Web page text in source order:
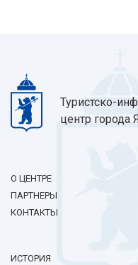
Туристско-
центр города
О ЦЕНТРЕ
ПАРТНЕРЫ
КОНТАКТЫ
ИСТОРИЯ